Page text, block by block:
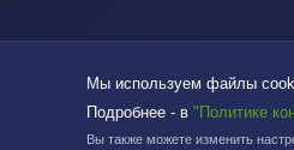
Мы используем файлы
Подробнее - в "Политике
Вы также можете изменить